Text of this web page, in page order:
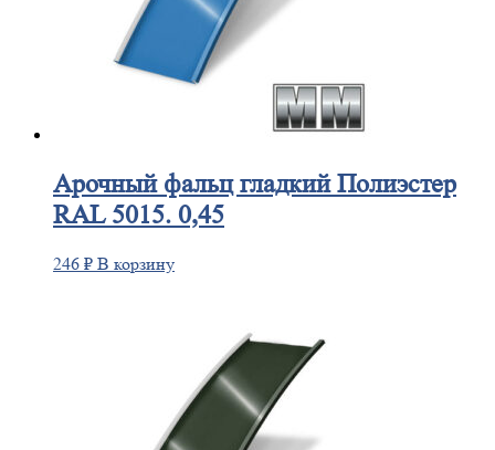
Арочныйфальц гладкий Полиэстер
RAL 5015. 0,45
246 ₽ В корзину